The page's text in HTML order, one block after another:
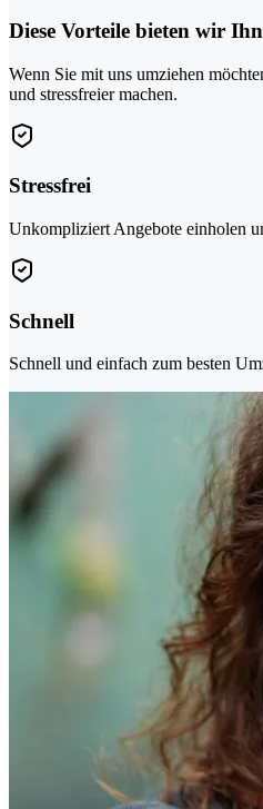
Diese Vorteile bieten wir
Wenn Sie mit uns umziehen
und stressfreier machen.
Stressfrei
Unkompliziert Angebote einholen
Schnell
Schnell und einfach zum besten